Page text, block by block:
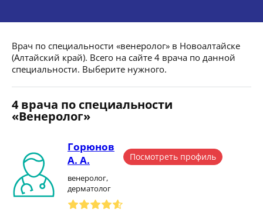
Врач по специальности «венеролог» в Новоалтайске
(Алтайский край). Всего на сайте 4 врача по данной
специальности. Выберите нужного.
4 врача по специальности
«Венеролог»
Горюнов
А. А.
венеролог,
дерматолог
Посмотреть профиль